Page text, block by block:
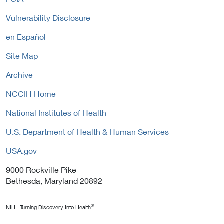
y
o
k
Vulnerability Disclosure
en Español
Site Map
Archive
NCCIH Home
National Institutes of Health
U.S. Department of Health & Human Services
USA.gov
9000 Rockville Pike
Bethesda, Maryland 20892
NIH...Turning Discovery Into Health®